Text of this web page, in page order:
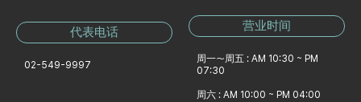
代表电话
02-549-9997
营业时间
周一～周五 : AM 10:30 ~ PM
07:30
周六 : AM 10:00 ~ PM 04:00